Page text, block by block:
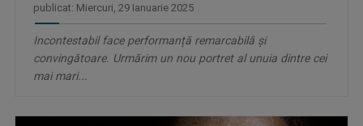
publicat: Miercuri, 29 Ianuarie 2025
Incontestabil face performanță remarcabilă și
convingătoare. Urmărim un nou portret al unuia dintre cei
mai mari...